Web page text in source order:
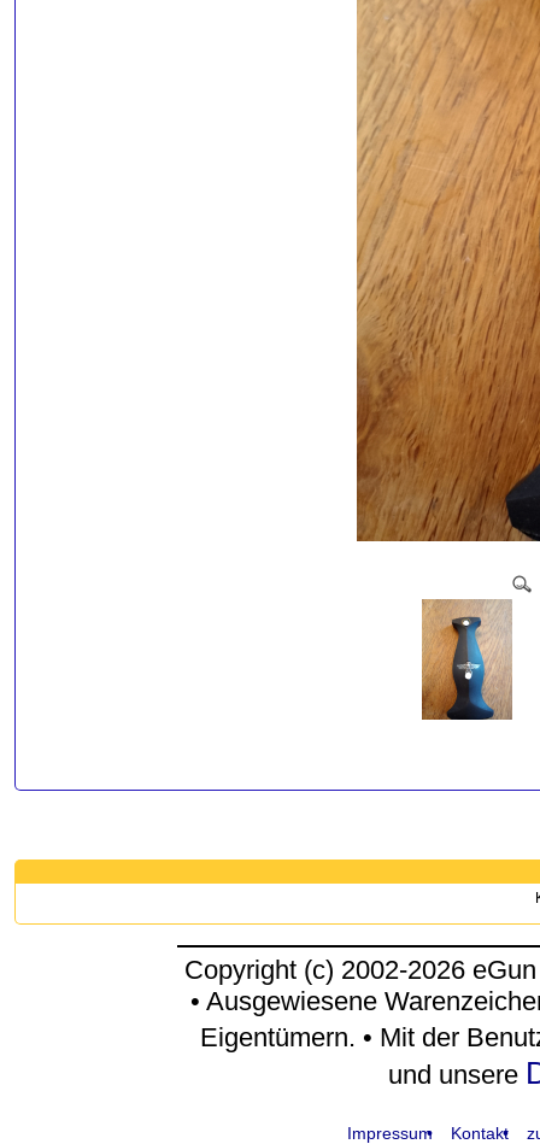
Copyright (c) 2002-2026
• Ausgewiesene
Eigentümern. • Mit der
und unsere
Impressum Kontakt